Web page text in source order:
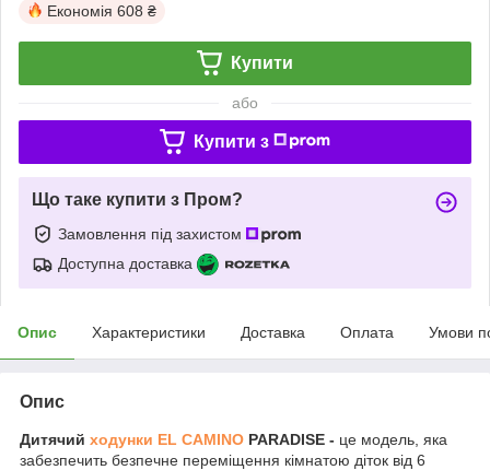
Економія 608 ₴
Купити
або
Купити з
Що таке купити з Пром?
Замовлення під захистом
Доступна доставка
Опис Характеристики Доставка Оплата Умови
Опис
Дитячий ходунки EL CAMINO PARADISE - це модель, яка
забезпечить безпечне переміщення кімнатою діток від 6